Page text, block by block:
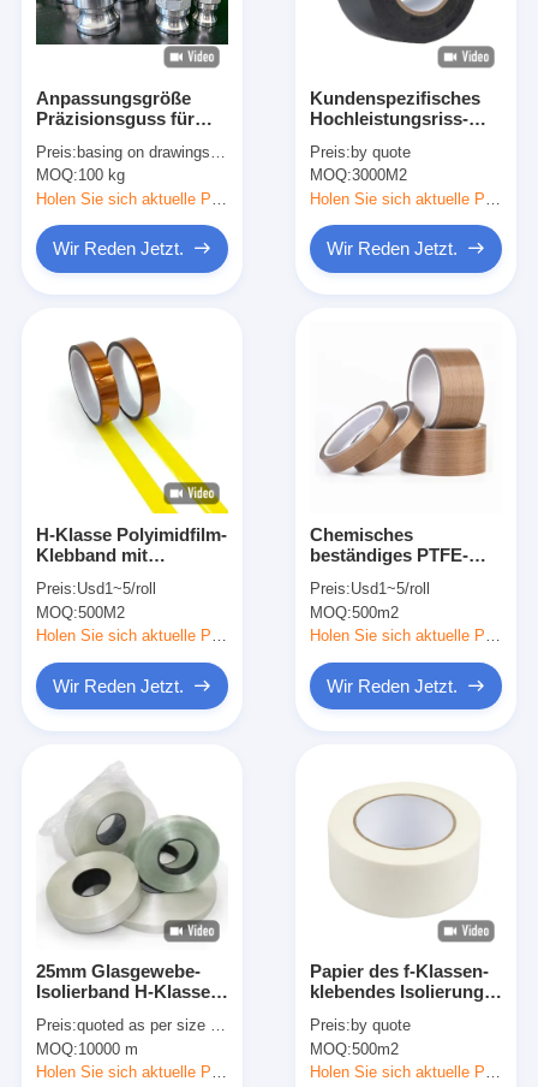
Haus
Produkte
Qualitätskontrolle
Treten Sie mit uns in Verbindung
Klebendes Isolierungs-Band
Glasgewebe-Isolierungs-Band
Hitzebeständiges Isolierungs-Band
Glasgewebe-Klebstreifen
Polyimide-Film-Klebstreifen
Aluminiumfolie-Klebstreifen
Anpassungsgröße
Präzisionsguss für
Anwendungen
Camlocks etc.
Preis: basing on drawings and quantity
MOQ:100 kg
Wir Reden Jetzt.
Kundenspezifisches
Hochleistungsriss-
Tape Packing Tapes
des gewebe-
Panzerklebeband-35
einfacher
Preis: by quote
MOQ:3000M2
Wir Reden Jetzt.
H-Klasse Polyimidfilm-
Klebband mit
Isolierung
Preis:Usd1~5/roll
MOQ:500M2
Wir Reden Jetzt.
Chemisches
beständiges PTFE-
nicht, haftend 0.13mm
Preis:Usd1~5/roll
MOQ:500m2
Wir Reden Jetzt.
25mm Glasgewebe-
Isolierband H-Klasse
Temperaturbeständigkeit
Preis:quoted as per size and quantity
MOQ:10000 m
Holen Sie sich aktuelle Preis
Papier des f-Klassen-
klebendes Isolierungs-
Preis: by quote
MOQ:500m2
Holen Sie sich aktuelle Preis